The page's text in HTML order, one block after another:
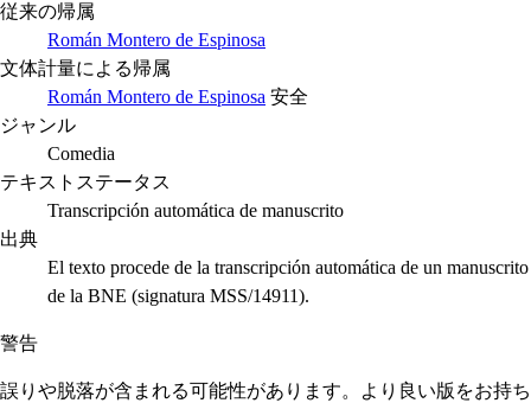
従来の帰属
Román Montero de Espinosa
文体計量による帰属
Román Montero de Espinosa 安全
ジャンル
Comedia
テキストステータス
Transcripción automática de manuscrito
出典
El texto procede de la transcripción automática de un manuscrito
de la BNE (signatura MSS/14911).
警告
誤りや脱落が含まれる可能性があります。より良い版をお持ち